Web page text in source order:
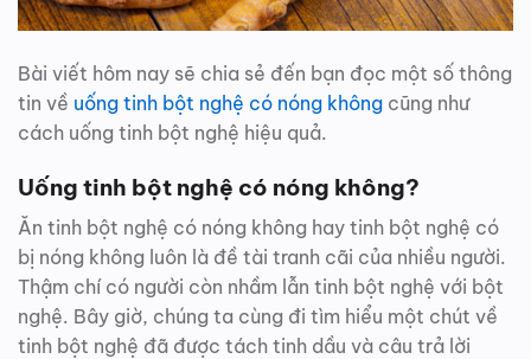
Bài viết hôm nay sẽ chia sẻ đến bạn đọc một số thông
tin về uống tinh bột nghệ có nóng không cũng như
cách uống tinh bột nghệ hiệu quả.
Uống tinh bột nghệ có nóng không?
Ăn tinh bột nghệ có nóng không hay tinh bột nghệ có
bị nóng không luôn là đề tài tranh cãi của nhiều người.
Thậm chí có người còn nhầm lẫn tinh bột nghệ với bột
nghệ. Bây giờ, chúng ta cùng đi tìm hiểu một chút về
tinh bột nghệ đã được tách tinh dầu và câu trả lời